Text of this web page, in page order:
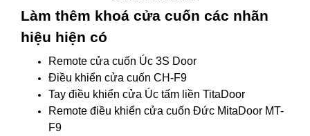
Làm thêm khoá cửa cuốn các nhãn
hiệu hiện có
Remote cửa cuốn Úc 3S Door
Điều khiển cửa cuốn CH-F9
Tay điều khiển cửa Úc tấm liền TitaDoor
Remote điều khiển cửa cuốn Đức MitaDoor MT-
F9